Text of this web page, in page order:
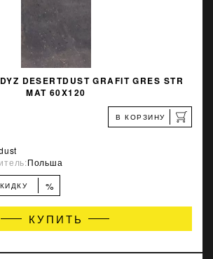
DESERTDUST GRAFIT GRES STR
MAT 60X120
В КОРЗИНУ
Польша
%
КУПИТЬ